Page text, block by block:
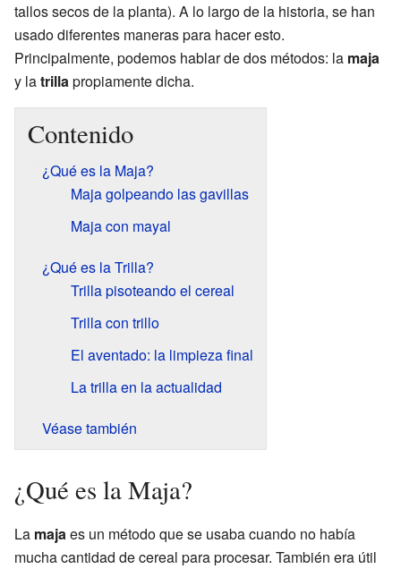
tallos secos de la planta). A lo largo de la historia, se han
usado diferentes maneras para hacer esto.
Principalmente, podemos hablar de dos métodos: la maja
y latrillapropiamente dicha.
Contenido
¿Qué es la Maja?
Maja golpeando las gavillas
Maja con mayal
¿Qué es la Trilla?
Trilla pisoteando el cereal
Trilla con trillo
El aventado: la limpieza final
La trilla en la actualidad
Véase también
¿Qué es la Maja?
La majaes un método que se usaba cuando no había
mucha cantidad de cereal para procesar. También era útil